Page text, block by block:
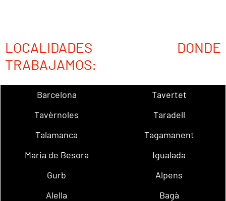
LOCALIDADES DONDE
TRABAJAMOS:
Barcelona
Tavertet
Tavèrnoles
Taradell
Talamanca
Tagamanent
Maria de Besora
Igualada
Gurb
Alpens
Alella
Bagà